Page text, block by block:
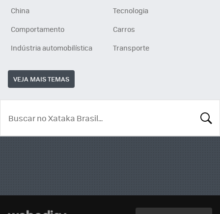
China
Tecnologia
Comportamento
Carros
Indústria automobilística
Transporte
VEJA MAIS TEMAS